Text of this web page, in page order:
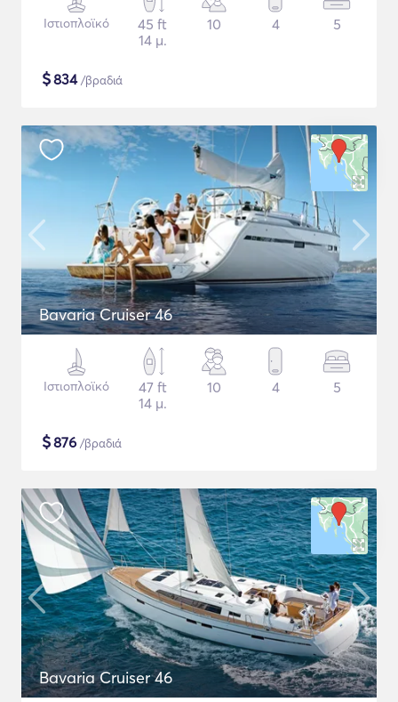
Ιστιοπλοϊκό
45 ft
14 μ.
10 4 5
$834/βραδιά
Bavaria Cruiser 46
Ιστιοπλοϊκό
47 ft
14 μ.
10 4 5
$876 /βραδιά
Bavaria Cruiser 46